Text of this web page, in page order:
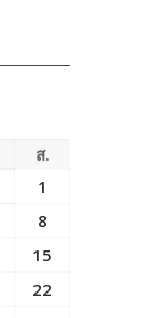
ส.
1
8
15
22